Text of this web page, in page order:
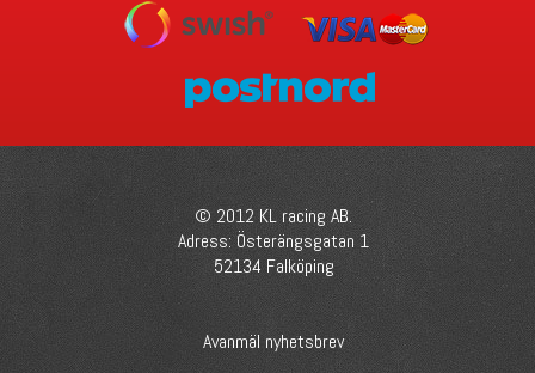
© 2012 KL racing AB.
Adress: Österängsgatan 1
52134 Falköping
Avanmäl nyhetsbrev